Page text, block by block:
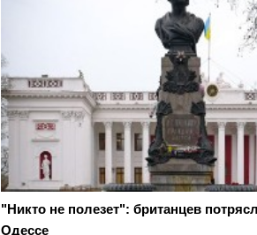
"Никто не полезет": британцев
Одессе